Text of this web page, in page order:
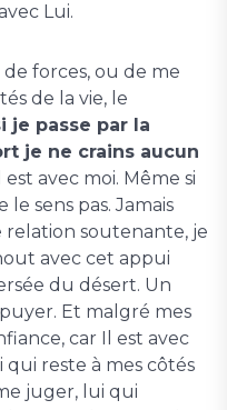
Lui.
forces, ou de me
de la vie, le
je passe par la
je ne crains aucun
est avec moi. Même si
le sens pas. Jamais
relation soutenante, je
avec cet appui
du désert. Un
Et malgré mes
car Il est avec
reste à mes côtés
juger, lui qui